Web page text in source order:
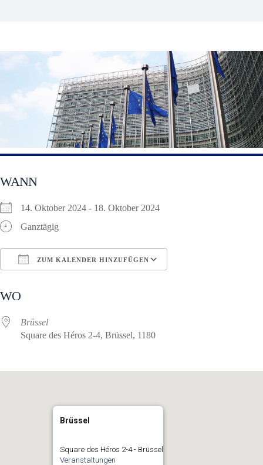
WANN
14. Oktober 2024 - 18. Oktober 2024
Ganztägig
ZUM KALENDER HINZUFÜGEN
WO
Brüssel
Square des Héros 2-4, Brüssel, 1180
Brüssel
Square des Héros 2-4 - Brüssel
Veranstaltungen